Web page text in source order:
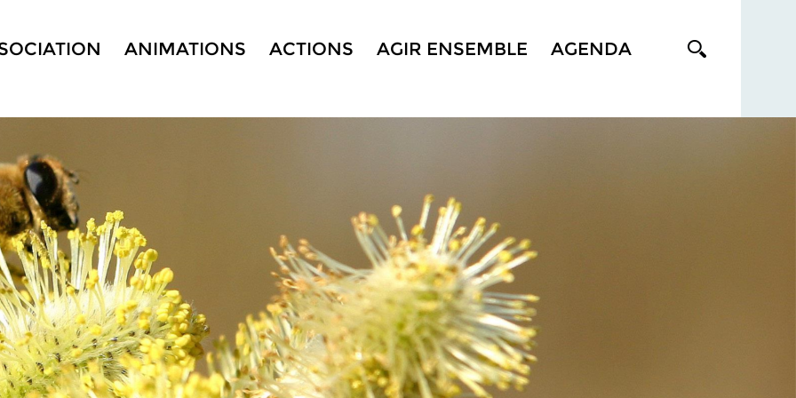
ANIMATIONS ACTIONS AGIR ENSEMBLE AGENDA